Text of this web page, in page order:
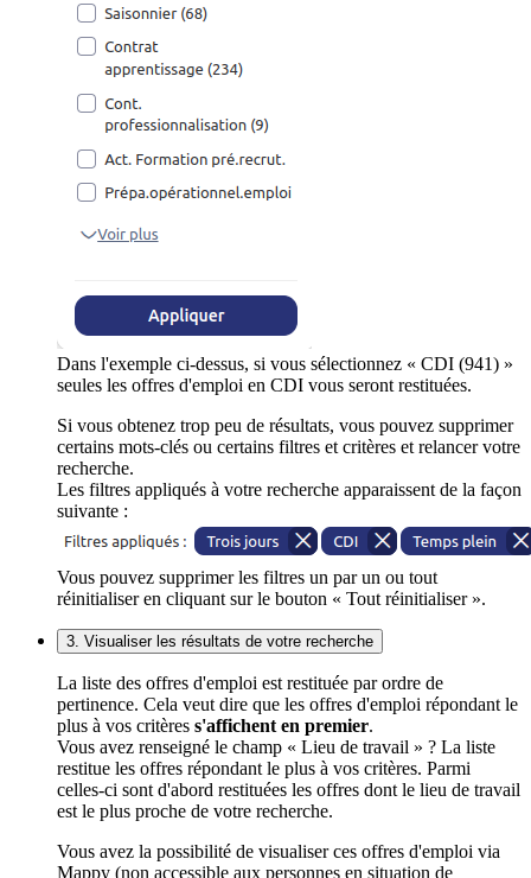
Dans l'exemple ci-dessus, si vous sélectionnez « CDI (941) »
seules les offres d'emploi en CDI vous seront restituées.
Si vous obtenez trop peu de résultats, vous pouvez supprimer
certains mots-clés ou certains filtres et critères et relancer votre
recherche.
Les filtres appliqués à votre recherche apparaissent de la façon
suivante :
Vous pouvez supprimer les filtres un par un ou tout
réinitialiser en cliquant sur le bouton « Tout réinitialiser ».
3. Visualiser les résultats de votre recherche
La liste des offres d'emploi est restituée par ordre de
pertinence. Cela veut dire que les offres d'emploi répondant le
plus à vos critères s'affichent en premier.
Vous avez renseigné le champ « Lieu de travail » ? La liste
restitue les offres répondant le plus à vos critères. Parmi
celles-ci sont d'abord restituées les offres dont le lieu de travail
est le plus proche de votre recherche.
Vous avez la possibilité de visualiser ces offres d'emploi via
Mappy (non accessible aux personnes en situation de